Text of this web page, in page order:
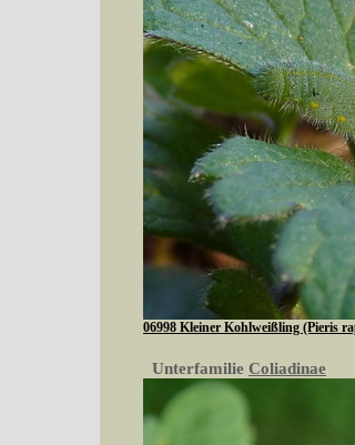
06998 Kleiner Kohlweißling (Pieris
Unterfamilie Coliadinae